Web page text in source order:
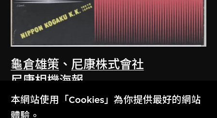
龜倉雄策 、 尼康株式會社
尼康相機海報
1957
本網站使用「Cookies」為你提供最好的網站
體驗。